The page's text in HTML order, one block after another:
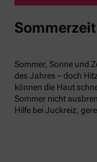
Sommer, Sonne und
des Jahres – doch
können die Haut
Sommer nicht
Hilfe bei Juckreiz,